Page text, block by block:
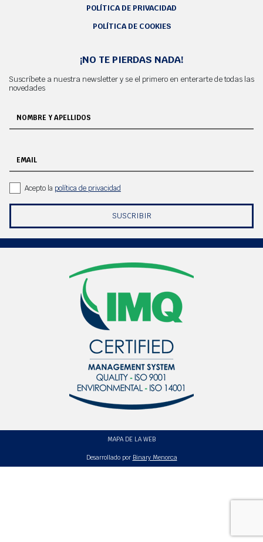
POLÍTICA DE PRIVACIDAD
POLÍTICA DE COOKIES
¡NO TE PIERDAS NADA!
Suscríbete a nuestra newsletter y se el primero en enterarte de todas las
novedades
NOMBRE Y APELLIDOS
EMAIL
Acepto la política de privacidad
SUSCRIBIR
MAPA DE LA WEB
Desarrollado por Binary Menorca